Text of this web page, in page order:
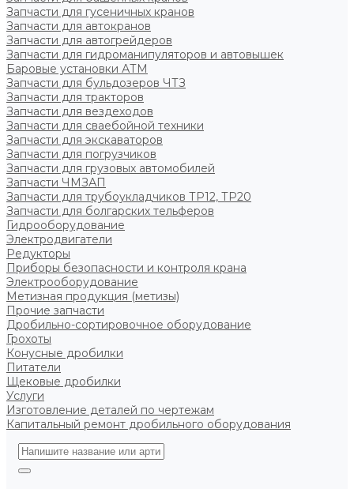
Запчасти для гусеничных кранов
Запчасти для автокранов
Запчасти для автогрейдеров
Запчасти для гидроманипуляторов и автовышек
Баровые установки АТМ
Запчасти для бульдозеров ЧТЗ
Запчасти для тракторов
Запчасти для вездеходов
Запчасти для сваебойной техники
Запчасти для экскаваторов
Запчасти для погрузчиков
Запчасти для грузовых автомобилей
Запчасти ЧМЗАП
Запчасти для трубоукладчиков ТР12, ТР20
Запчасти для болгарских тельферов
Гидрооборудование
Электродвигатели
Редукторы
Приборы безопасности и контроля крана
Электрооборудование
Метизная продукция (метизы)
Прочие запчасти
Дробильно-сортировочное оборудование
Грохоты
Конусные дробилки
Питатели
Щековые дробилки
Услуги
Изготовление деталей по чертежам
Капитальный ремонт дробильного оборудования